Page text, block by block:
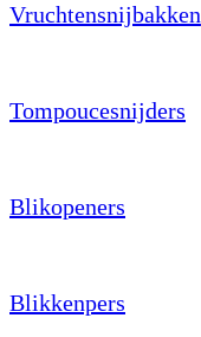
Vruchtensnijbakken
Tompoucesnijders
Blikopeners
Blikkenpers